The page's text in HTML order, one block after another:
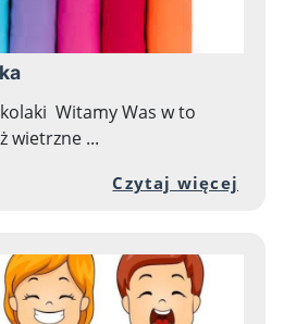
Witamy Was w to
wietrzne ...
Czytaj więcej